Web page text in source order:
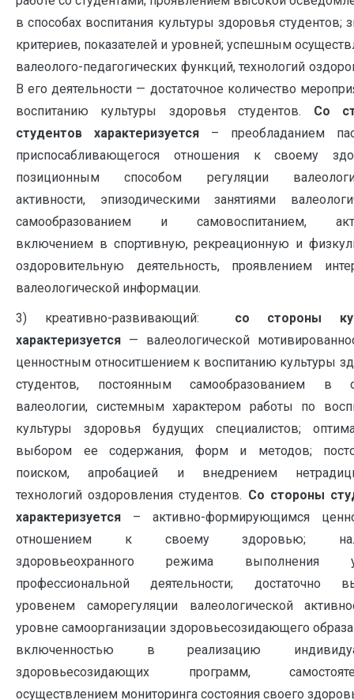
в способах воспитания культуры здоровья студентов;
критериев, показателей и уровней; успешным
валеолого-педагогических функций, технологий
В его деятельности — достаточное количество
воспитанию культуры здоровья студентов. Со
студентов характеризуется – преобладанием
приспосабливающегося отношения к своему
позиционным способом регуляции
активности, эпизодическими занятиями
самообразованием и самовоспитанием,
включением в спортивную, рекреационную и
оздоровительную деятельность, проявлением
валеологической информации.
3) креативно-развивающий: со стороны
характеризуется — валеологической
ценностным относитшением к воспитанию культуры
студентов, постоянным самообразованием в
валеологии, системным характером работы по
культуры здоровья будущих специалистов;
выбором ее содержания, форм и методов;
поиском, апробацией и внедрением
технологий оздоровления студентов. Со стороны
характеризуется – активно-формирующимся
отношением к своему здоровью;
здоровьеохранного режима выполнения
профессиональной деятельности; достаточно
уровенем саморегуляции валеологической
уровне самоорганизации здоровьесозидающего
включенностью в реализацию
здоровьесозидающих программ,
осуществлением мониторинга состояния своего